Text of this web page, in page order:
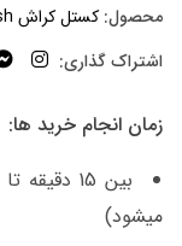
محصول: کستل کراش Castle Crush
اشتراک گذاری:
زمان انجام خرید ها:
میشود)